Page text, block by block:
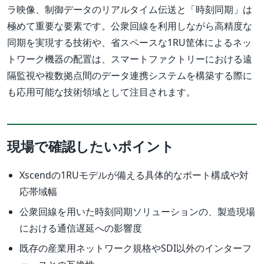
ラ映像、制御データのリアルタイム伝送と「時刻同期」は
極めて重要な要素です。公衆回線を利用しながら高精度な
同期を実現する技術や、省スペースな1RU筐体によるネッ
トワーク機器の配置は、スマートファクトリーにおける遠
隔監視や複数拠点間のデータ連携システムを構築する際に
も応用可能な技術領域として注目されます。
現場で確認したいポイント
Xscendの1RUモデルが備える具体的なポート構成や対
応帯域幅
公衆回線を用いた時刻同期ソリューションの、製造現場
における通信遅延への影響度
既存の産業用ネットワーク規格やSDI以外のインターフ